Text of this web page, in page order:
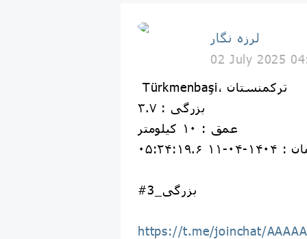
لرزه نگار
02 July 2025
Türkmenbaşi، ترکمنستان
بزرگی : ۳.۷
عمق : ۱۰ کیلومتر
۰۴-۱۱ ۰۵:۲۴:۱۹.۶
#بزرگی_3
https://t.me/joinchat/